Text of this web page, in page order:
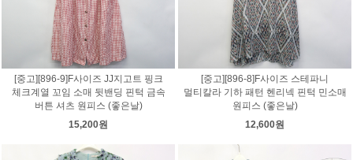
[중고][896-9]F사이즈 JJ지고트 핑크
체크계열 꼬임 소매 뒷밴딩 핀턱 금속
버튼 셔츠 원피스 (좋은날)
15,200원
[중고][896-8]F사이즈 스테파니
멀티칼라 기하 패턴 헨리넥 핀턱 민소매
원피스 (좋은날)
12,600원